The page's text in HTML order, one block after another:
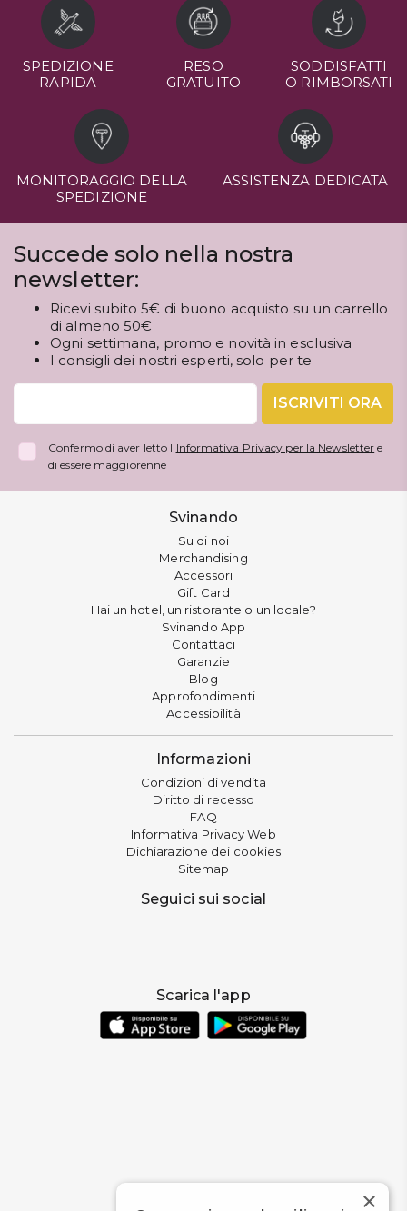
SPEDIZIONE
RAPIDA
RESO
GRATUITO
SODDISFATTI
O RIMBORSATI
MONITORAGGIO DELLA
SPEDIZIONE
ASSISTENZA DEDICATA
Succede solo nella nostra
newsletter:
Ricevi subito 5€ di buono acquisto su un carrello
di almeno 50€
Ogni settimana, promo e novità in esclusiva
I consigli dei nostri esperti, solo per te
ISCRIVITI ORA
Confermo di aver letto l' Informativa Privacy per la Newsletter e
di essere maggiorenne
Svinando
Su di noi
Merchandising
Accessori
Gift Card
Hai un hotel, un ristorante o un locale?
Svinando App
Contattaci
Garanzie
Blog
Approfondimenti
Accessibilità
Informazioni
Condizioni di vendita
Diritto di recesso
FAQ
Informativa Privacy Web
Dichiarazione dei cookies
Sitemap
Seguici sui social
Scarica l'app
×